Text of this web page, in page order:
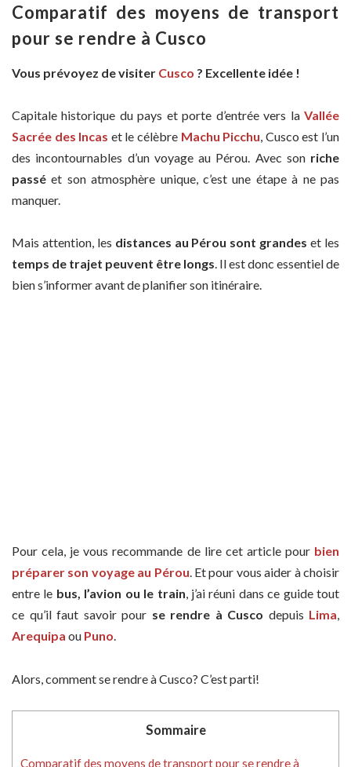
Comparatif des moyens de transport
pour se rendre à Cusco
Vous prévoyez de visiter Cusco ? Excellente idée !
Capitale historique du pays et porte d’entrée vers la Vallée
Sacrée des Incas et le célèbre Machu Picchu, Cusco est l’un
des incontournables d’un voyage au Pérou. Avec son riche
passé et son atmosphère unique, c’est une étape à ne pas
manquer.
Mais attention, les distances au Pérou sont grandes et les
temps de trajet peuvent être longs. Il est donc essentiel de
bien s’informer avant de planifier son itinéraire.
Pour cela, je vous recommande de lire cet article pour bien
préparer son voyage au Pérou. Et pour vous aider à choisir
entre le bus, l’avion ou le train, j’ai réuni dans ce guide tout
ce qu’il faut savoir pour se rendre à Cusco depuis Lima,
Arequipa ou Puno.
Alors, comment se rendre à Cusco? C’est parti!
Sommaire
Comparatif des moyens de transport pour se rendre à